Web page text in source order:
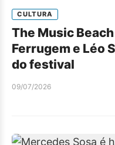
CULTURA
The Music
Ferrugem e Léo
do festival
09/07/2026